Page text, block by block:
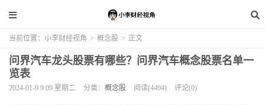
当前位置： 小李财经视角 > 概念股 > 正文
问界汽车龙头股票有哪些？问界汽车概念股票名单一
览表
2024-01-9 9:09 星期二 分类： 概念股 阅读(4494) 评论(0)